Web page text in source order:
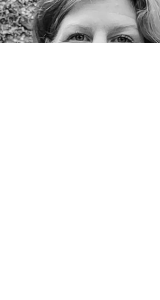
schenkt mir innere Ruhe und Balance, Freiheit
Flexibilität. Mein Wegbegleiter Yoga hat mich
zur Thai Yoga Massage geführt. Der Zauber der
Berührung, die Entspannung und das Loslassen
faszinieren mich immer wieder aufs Neue und s